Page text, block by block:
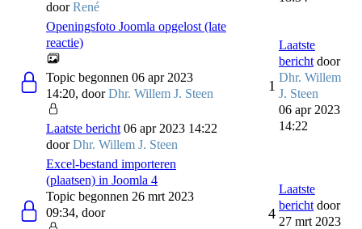
doorRené
Openingsfoto Joomla opgelost (late
reactie)
Topic begonnen 06 apr 2023
14:20, doorDhr. Willem J. Steen
Laatste bericht 06 apr 2023 14:22
doorDhr. Willem J. Steen
1
Laatste
bericht door
Dhr. Willem
J. Steen
06 apr 2023
14:22
Excel-bestand importeren
(plaatsen) in Joomla 4
Topic begonnen 26 mrt 2023
09:34, door
4
Laatste
bericht door
27 mrt 2023